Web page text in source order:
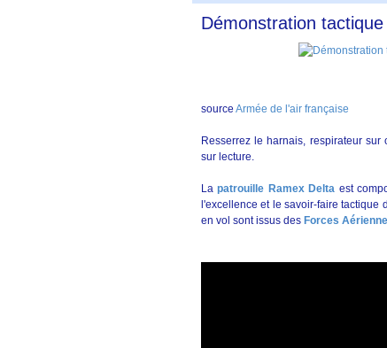
Démonstration
source Armée de l'air française
Resserrez le harnais, respirateur
sur lecture.
Lapatrouille Ramex Delta est
l'excellence et le savoir-faire tactique
en vol sont issus des Forces